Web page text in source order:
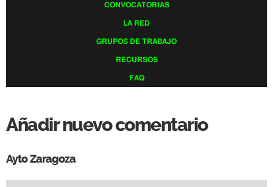
CONVOCATORIAS
LA RED
GRUPOS DE TRABAJO
RECURSOS
FAQ
Añadir nuevo comentario
Ayto Zaragoza